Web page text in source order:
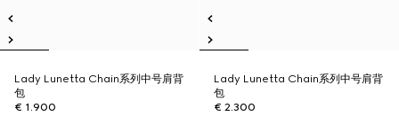
Lady Lunetta Chain系列中号肩背
包
€ 1.900
Lady Lunetta Chain系列中号肩背
包
€ 2.300